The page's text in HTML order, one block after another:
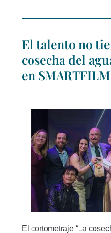
El talento no
cosecha del
en
El cortometraje “La